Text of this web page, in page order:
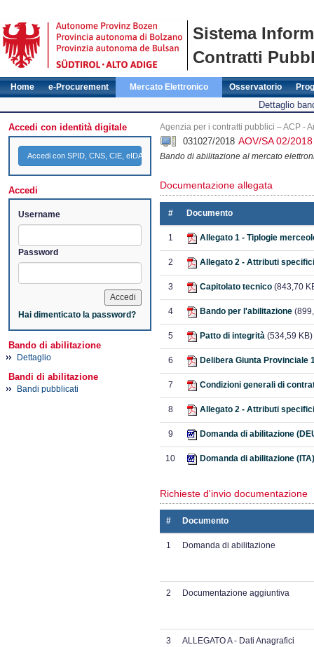
Sistema
Contratti
Home e-Procurement Mercato Elettronico Osservatorio
Dettaglio
Accedi con identità digitale
Accedi con SPID, CNS, CIE, eIDAS
Accedi
Username
Password
Hai dimenticato la password?
Bando di abilitazione
Dettaglio
Bandi di abilitazione
Bandi pubblicati
Agenzia per i contratti pubblici – ACP -
031027/2018 AOV/SA 02/
Bando di abilitazione al mercato
Documentazione allegata
# Documento
1 Allegato 1 - Tiplogie
2 Allegato 2 - Attributi
3 Capitolato tecnico (843,70
4 Bando per l'abilitazione
5 Patto di integrità (534,59 KB)
6 Delibera Giunta Provinciale
7 Condizioni generali di
8 Allegato 2 - Attributi
9 Domanda di abilitazione
10 Domanda di abilitazione (ITA)
Richieste d'invio documentazione
# Documento
1 Domanda di abilitazione
2 Documentazione aggiuntiva
3 ALLEGATO A - Dati Anagrafici